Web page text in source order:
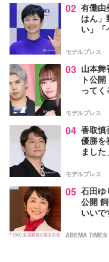
02 有働由
はん」
い」「
モデルプレス
03 山本
ト公
って
モデルプレス
04 香取慎
優勝を
ました
モデルプレス
05 石田ゆ
公開
いいで
ABEMA TIMES